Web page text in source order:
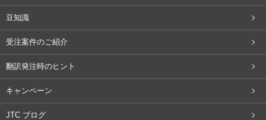
豆知識
受注案件のご紹介
翻訳発注時のヒント
キャンペーン
JTC ブログ